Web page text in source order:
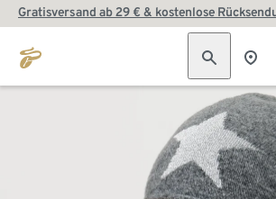
Gratisversand ab 29 € & kostenlose